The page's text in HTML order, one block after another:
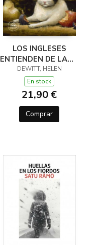
LOS INGLESES
ENTIENDEN DE LANA
(Y OTROS TRUCOS)
DEWITT, HELEN
En stock
21,90 €
Comprar